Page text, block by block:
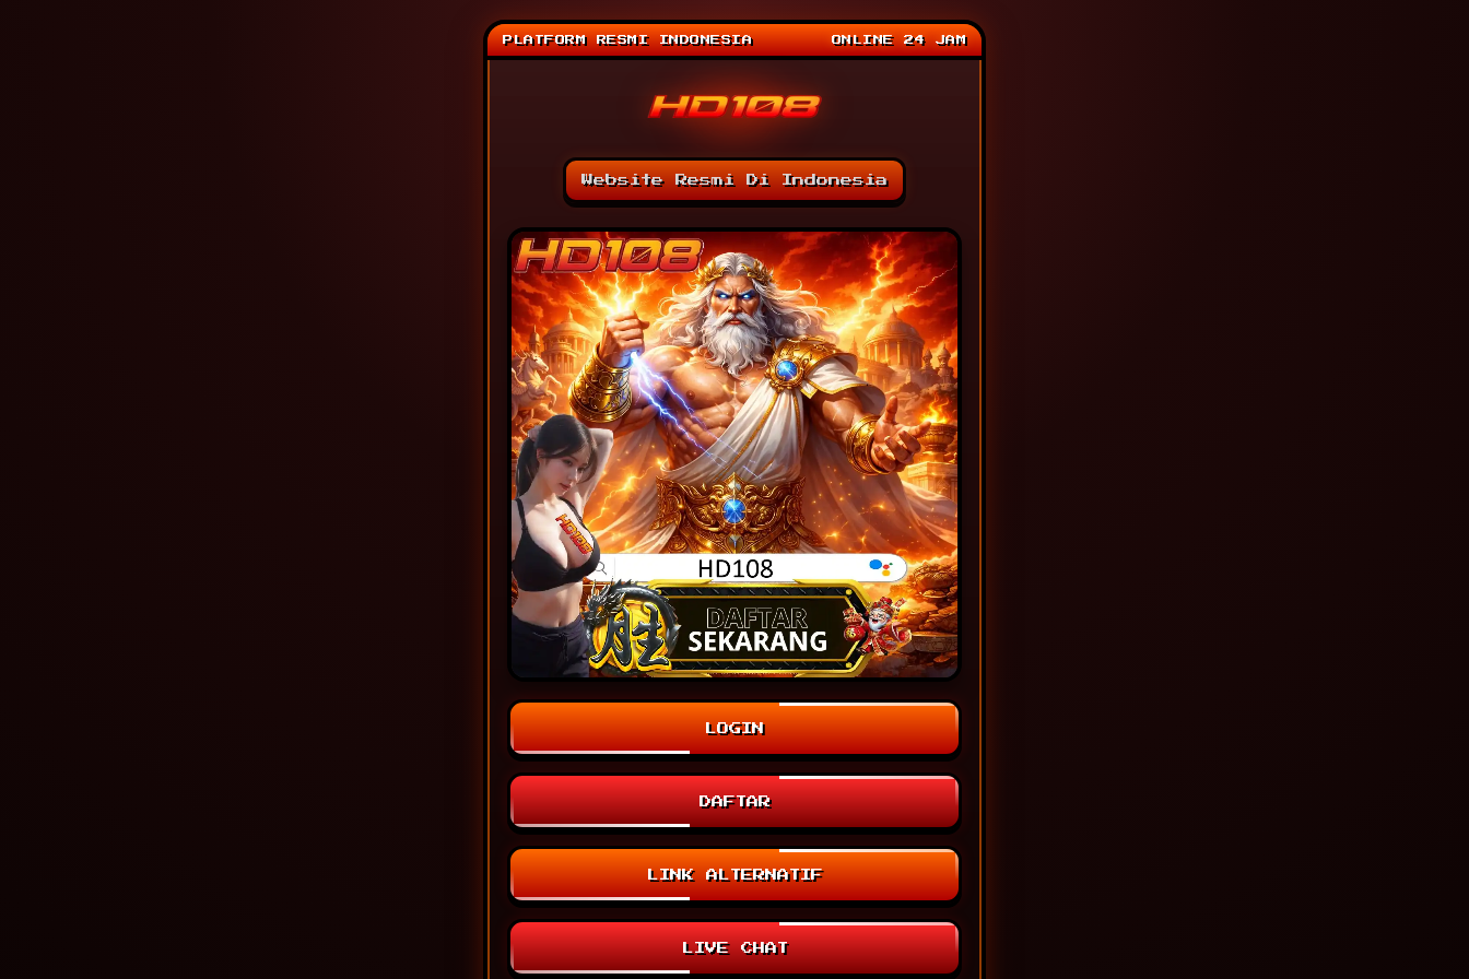
PLATFORM RESMI INDONESIA ONLINE 24 JAM
Website Resmi Di Indonesia
LOGIN
DAFTAR
LINK ALTERNATIF
LIVE CHAT